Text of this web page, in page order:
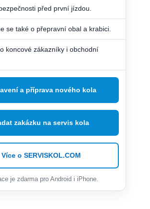
před první jízdou.
se také o přepravní obal a krabici.
koncové zákazníky i obchodní
a příprava nového kola
zakázku na servis kola
Více o SERVISKOL.COM
je zdarma pro Android i iPhone.